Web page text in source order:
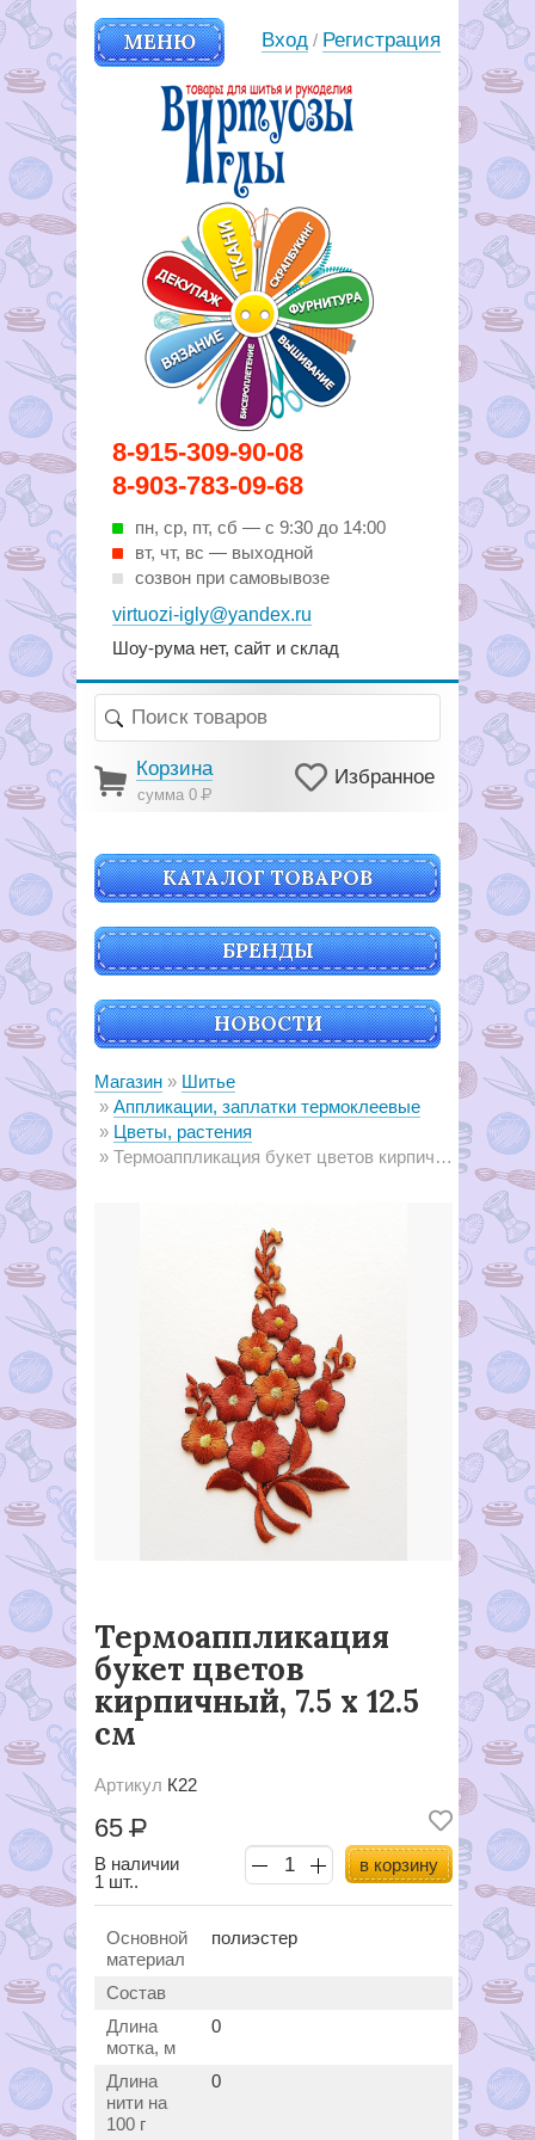
8-915-309-90-08
8-903-783-09-68
пн, ср, пт, cб — с 9:30 до 14:00
вт, чт, вс — выходной
созвон при самовывозе
virtuozi-igly@yandex.ru
Шоу-рума нет, сайт и склад
МЕНЮ
Вирутозы иглы. Товары для
шитья и рукоделья
Вход / Регистрация
Корзина
сумма 0Р
Избранное
КАТАЛОГ ТОВАРОВ
БРЕНДЫ
НОВОСТИ
Магазин
Шитье
Аппликации, заплатки термоклеевые
Цветы, растения
Термоаппликация букет цветов кирпичный, 7.5 х 12.5 см
Термоаппликация
букет цветов
кирпичный, 7.5 х 12.5
см
Артикул К22
65Р
В наличии
1 шт..
в корзину
Основной
материал
полиэстер
Состав
Длина
мотка, м
0
Длина
нити на
100 г
0